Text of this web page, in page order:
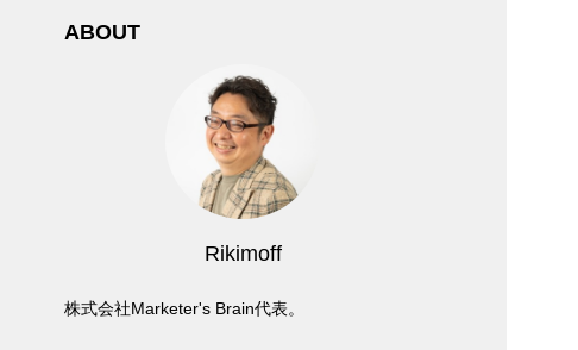
ABOUT
Rikimoff
株式会社Marketer's Brain代表。